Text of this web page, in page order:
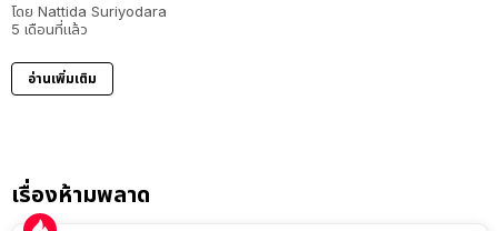
โดย Nattida Suriyodara
5 เดือนที่แล้ว
อ่านเพิ่มเติม
เรื่องห้ามพลาด